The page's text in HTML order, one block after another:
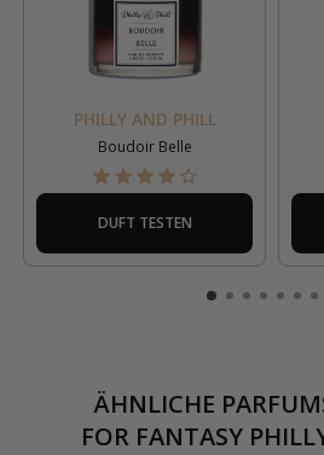
PHILLY AND PHILL
Boudoir Belle
DUFT TESTEN
ÄHNLICHE
FOR FANTASY